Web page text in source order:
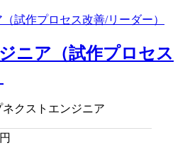
ニア（試作プロセス
クストエンジニア
円